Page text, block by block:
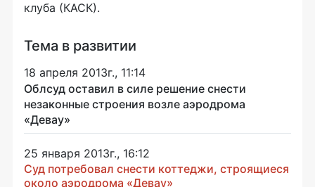
клуба (КАСК).
Тема в развитии
18 апреля 2013г., 11:14
Облсуд оставил в силе решение снести
незаконные строения возле аэродрома
«Девау»
25 января 2013г., 16:12
Суд потребовал снести коттеджи, строящиеся
около аэродрома «Девау»